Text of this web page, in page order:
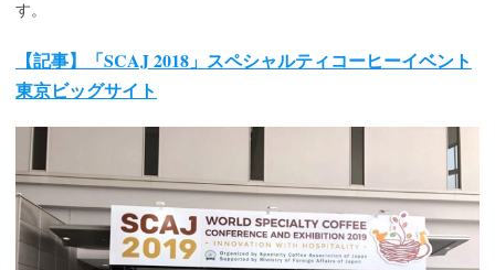
す。
【記事】「SCAJ 2018」スペシャルティコーヒーイベント
東京ビッグサイト